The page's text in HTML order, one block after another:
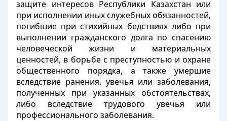
защите интересов Республики Казахстан или
при исполнении иных служебных обязанностей,
погибшие при стихийных бедствиях либо при
выполнении гражданского долга по спасению
человеческой жизни и материальных
ценностей, в борьбе с преступностью и охране
общественного порядка, а также умершие
вследствие ранения, увечья или заболевания,
полученных при указанных обстоятельствах,
либо вследствие трудового увечья или
профессионального заболевания.